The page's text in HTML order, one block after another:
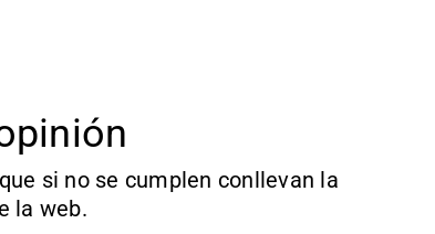
que si no se cumplen conllevan la
la web.